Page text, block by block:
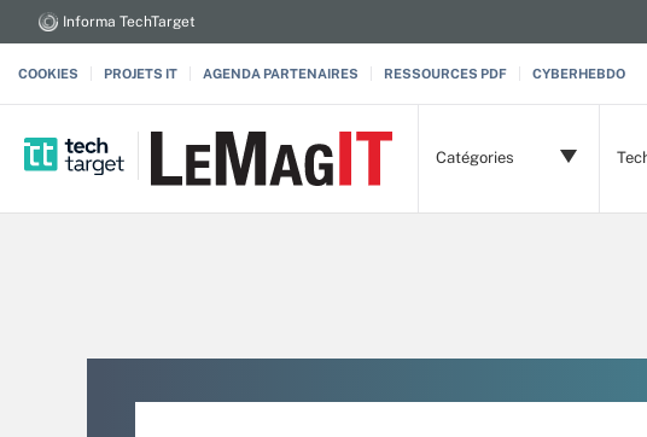
Informa TechTarget
COOKIES PROJETS IT AGENDA PARTENAIRES RESSOURCES PDF CYBERHEBDO
Catégories